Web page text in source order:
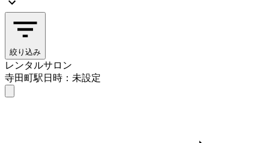
絞り込み
レンタルサロン
寺田町駅日時：未設定